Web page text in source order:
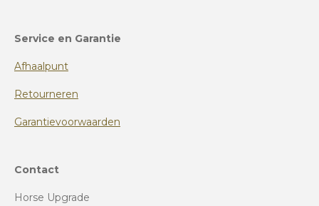
Service en Garantie
Afhaalpunt
Retourneren
Garantievoorwaarden
Contact
Horse Upgrade